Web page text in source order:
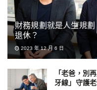
財務規劃就是人生規
退休？
2023 年 12 月 6 日
「老爸，別
牙線」守護